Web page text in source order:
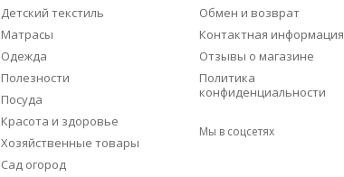
Детский текстиль
Матрасы
Одежда
Полезности
Посуда
Красота и здоровье
Хозяйственные товары
Сад огород
Обмен и возврат
Контактная информация
Отзывы о магазине
Политика
конфиденциальности
Мы в соцсетях